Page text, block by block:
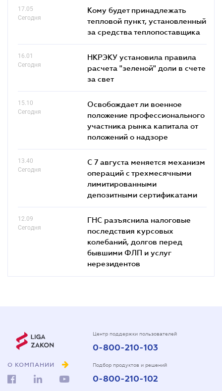
17.05
Сегодня
Кому будет принадлежать
тепловой пункт, установленный
за средства теплопоставщика
16.01
Сегодня
НКРЭКУ установила правила
расчета "зеленой" доли в счете
за свет
15.10
Сегодня
Освобождает ли военное
положение профессионального
участника рынка капитала от
положений о надзоре
13.40
Сегодня
С 7 августа меняется механизм
операций с трехмесячными
лимитированными
депозитными сертификатами
12.09
Сегодня
ГНС разъяснила налоговые
последствия курсовых
колебаний, долгов перед
бывшими ФЛП и услуг
нерезидентов
О КОМПАНИИ
Центр поддержки пользователей
0-800-210-103
Подбор продуктов и решений
0-800-210-102